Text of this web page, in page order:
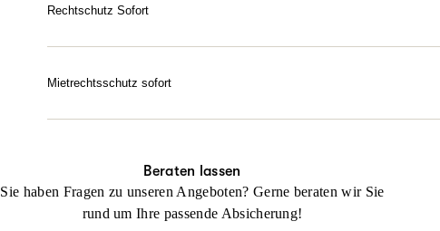
Gerichtskosten – wenn erforderlich auch durch alle Instanzen.
Jetzt konfigurieren Beraten lassen
Rechtschutz Sofort
Mietrechtsschutz sofort
Jetzt konfigurieren Beraten lassen
Beraten lassen
Sie haben Fragen zu unseren Angeboten? Gerne beraten wir Sie
rund um Ihre passende Absicherung!